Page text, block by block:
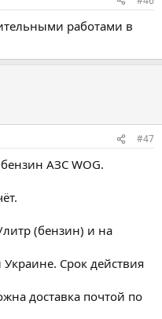
работами в
#47
АЗС WOG.
(бензин) и на
Срок действия
доставка почтой по